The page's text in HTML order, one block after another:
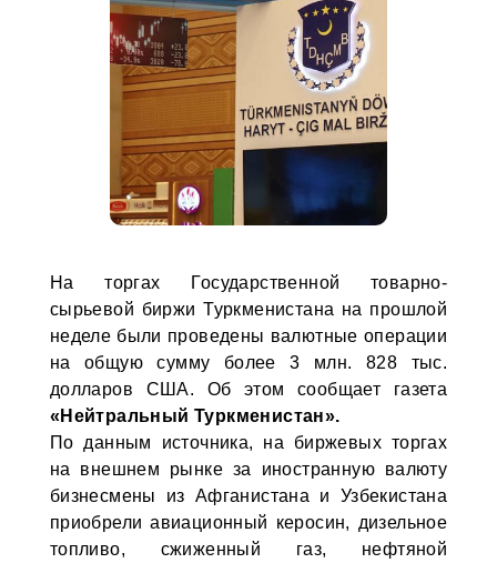
На торгах Государственной товарно-
сырьевой биржи Туркменистана на прошлой
неделе были проведены валютные операции
на общую сумму более 3 млн. 828 тыс.
долларов США. Об этом сообщает газета
«Нейтральный Туркменистан».
По данным источника, на биржевых торгах
на внешнем рынке за иностранную валюту
бизнесмены из Афганистана и Узбекистана
приобрели авиационный керосин, дизельное
топливо, сжиженный газ, нефтяной